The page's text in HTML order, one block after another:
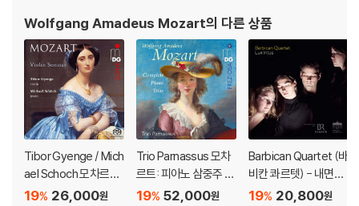
의 순간, 모차르트는 자신의 가장 가까운 친구
Wolfgang Amadeus Mozart의 다른 상품
Tibor Gyenge / Mich
ael Schoch 모차르트:
바이올린 소나타집 (M
26,000원
19%
Trio Parnassus 모차
르트: 피아노 삼중주 전
곡 (Mozart: Comple
52,000원
19%
Barbican Quartet (바
비칸 콰르텟) - 내면의
빛 (Lux Intus)
20,800원
19%